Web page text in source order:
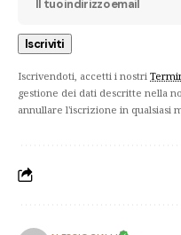
Iscrivendoti, accetti i nostri
gestione dei dati descritte nella
annullare l'iscrizione in qualsiasi